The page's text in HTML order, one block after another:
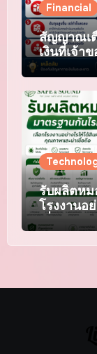
Financial
สัญญาณเ
เงินที่เจ้า
รับผลิตหม
โรงงานอ
เชื่อถือ